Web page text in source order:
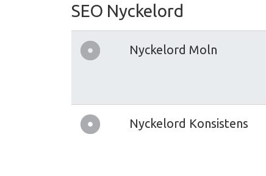
SEO Nyckelord
Nyckelord Moln
Nyckelord Konsistens